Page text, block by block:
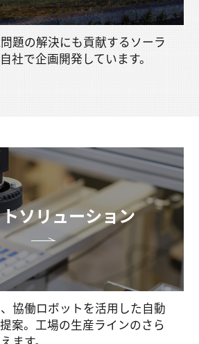
題の解決にも貢献するソーラ
社で企画開発しています。
ソリューション
協働ロボットを活用した自動
案。工場の生産ラインのさら